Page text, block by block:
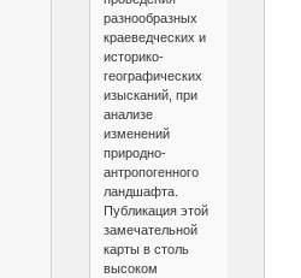
разнообразных
краеведческих и
историко-
географических
изысканий, при
анализе
изменений
природно-
антропогенного
ландшафта.
Публикация этой
замечательной
карты в столь
высоком